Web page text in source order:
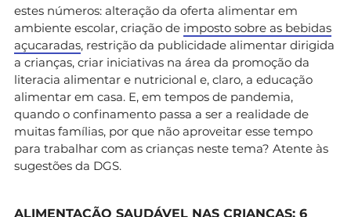
estes números: alteração da oferta alimentar em
ambiente escolar, criação de imposto sobre as bebidas
açucaradas, restrição da publicidade alimentar dirigida
a crianças, criar iniciativas na área da promoção da
literacia alimentar e nutricional e, claro, a educação
alimentar em casa. E, em tempos de pandemia,
quando o confinamento passa a ser a realidade de
muitas famílias, por que não aproveitar esse tempo
para trabalhar com as crianças neste tema? Atente às
sugestões da DGS.
ALIMENTAÇÃO SAUDÁVEL NAS CRIANÇAS: 6